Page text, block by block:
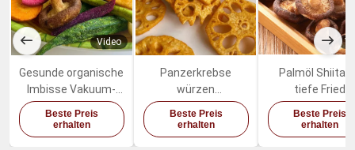
Video
Gesunde organische
Imbisse Vakuum-
Fried Dried Fruits
Vegetables Mixeds
Beste Preis
erhalten
Panzerkrebse
würzen
Trockenfrüchte-
Gemüse würzige
Lotus Root Snacks
Beste Preis
erhalten
Palmöl
tiefe Fried
Mushrooms
Healthy
Imbisse
Beste Preis
erhalten